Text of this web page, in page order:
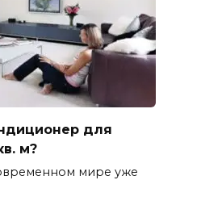
для
м?
мире уже